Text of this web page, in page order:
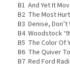
B1 And Yet It
B2 The Most
B3 Denise, Don’t
B4 Woodstock
B5 The Color Of
B6 The Quiver
B7 Red Ford